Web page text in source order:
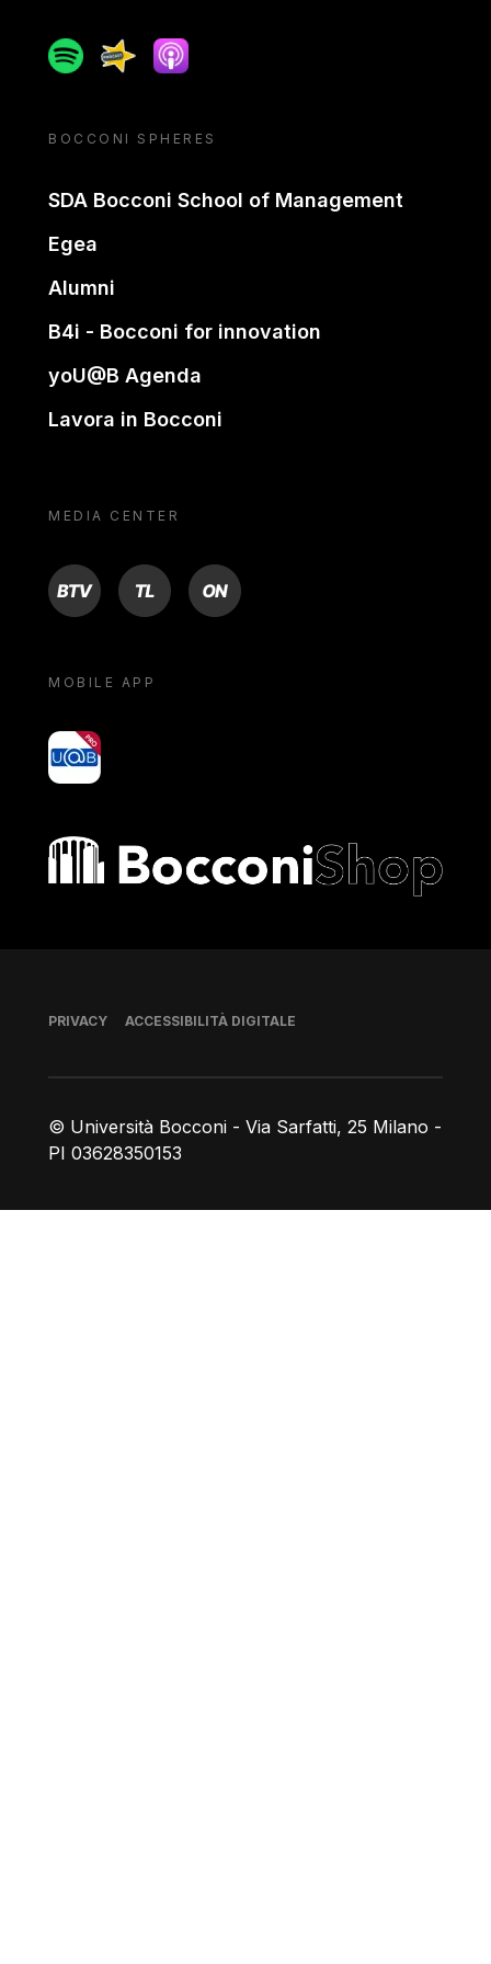
SpotifySpreakerApple podcast
BOCCONI SPHERES
SDA Bocconi School of Management
Egea
Alumni
B4i - Bocconi for innovation
yoU@B Agenda
Lavora in Bocconi
MEDIA CENTER
BTV TL ON
MOBILE APP
yoU@B
Bocconi shop
© Università Bocconi - Via Sarfatti, 25 Milano -
PI 03628350153
Piè di pagina
PRIVACY ACCESSIBILITÀ DIGITALE